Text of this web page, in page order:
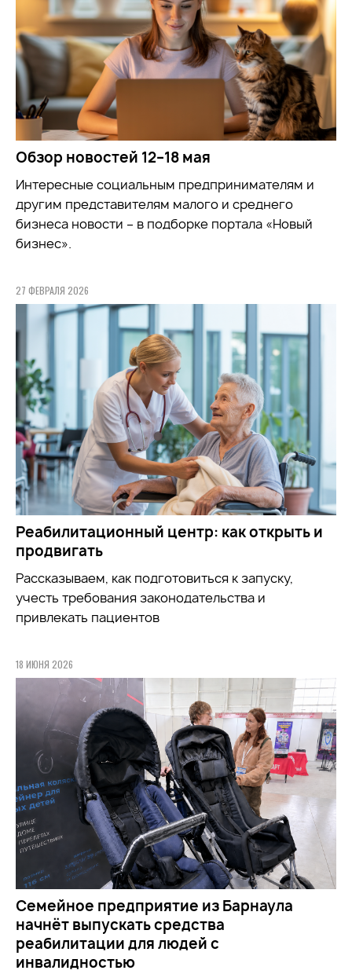
Обзор новостей 12–18 мая
Интересные социальным предпринимателям и
другим представителям малого и среднего
бизнеса новости – в подборке портала «Новый
бизнес».
27 ФЕВРАЛЯ 2026
Реабилитационный центр: как открыть и
продвигать
Рассказываем, как подготовиться к запуску,
учесть требования законодательства и
привлекать пациентов
18 ИЮНЯ 2026
Семейное предприятие из Барнаула
начнёт выпускать средства
реабилитации для людей с
инвалидностью